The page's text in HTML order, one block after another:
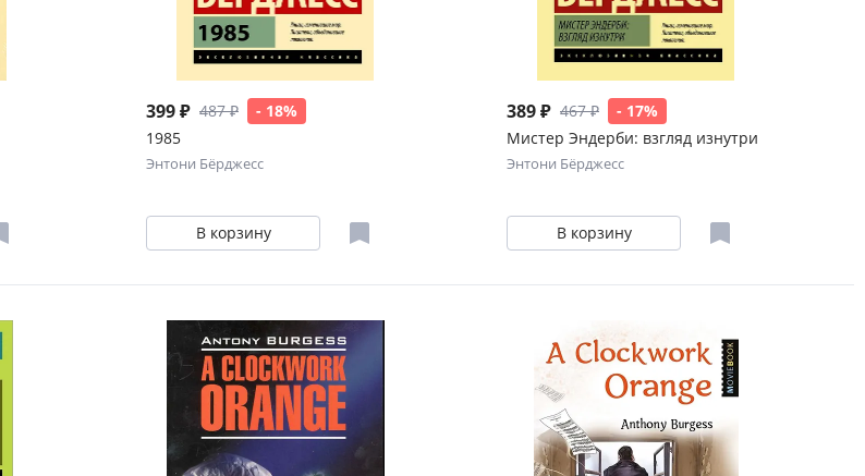
399 ₽ 487 ₽
- 18%
1985
Энтони Бёрджесс
В корзину
389 ₽ 467 ₽
- 17%
Мистер Эндерби: взгляд изнутри
Энтони Бёрджесс
В корзину